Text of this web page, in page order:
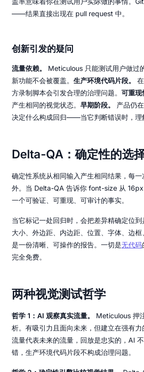
——结果直接出现在 pull request 中。
创新引发的疑问
流量依赖。
Meticulous 只能测试用户做过
新功能不会被覆盖。 生产环境代码片段。
方录制脚本会引发合理的治理问题。 可重现
产生相同的视觉状态。 早期阶段。 产品仍在
决定什么构成回归——当它判断错误时，理
Delta-QA：确定性的选
确定性系统从相同输入产生相同结果，每
外。当 Delta-QA 告诉你 font-size 从
一个可验证、可重现、可审计的事实。
当它标记一处回归时，会把差异精确定位
大小、外边距、内边距、位置、字体、边
是一份清晰、可操作的报告。一切是无代码
完全免费。
两种视觉测试哲学
哲学 1：AI 观察真实流量。
Meticulous 押
析。有吸引力且面向未来，但建立在强有
流量代表未来的流量，回放是忠实的，AI
错，生产环境代码片段不构成治理问题。